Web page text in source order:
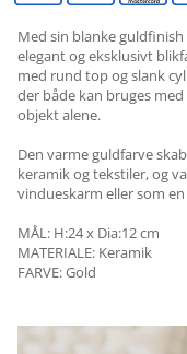
Med sin blanke
elegant og eksklusivt
med rund top og slank
der både kan bruges
objekt alene.
Den varme guldfarve
keramik og tekstiler, og
vindueskarm eller som
MÅL: H:24 x Dia:12 cm
MATERIALE: Keramik
FARVE: Gold